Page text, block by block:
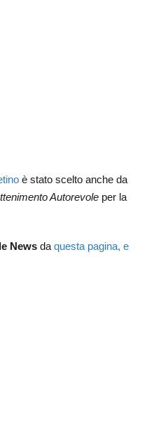
è stato scelto anche da
Autorevole per la
News da questa pagina, e